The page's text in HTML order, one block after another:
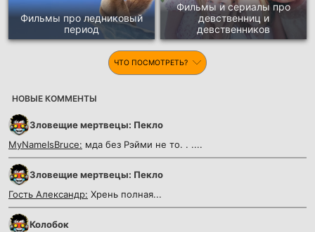
Фильмы про ледниковый
период
Фильмы и сериалы про
девственниц и
девственников
ЧТО ПОСМОТРЕТЬ?
НОВЫЕ КОММЕНТЫ
Зловещие мертвецы: Пекло
MyNameIsBruce: мда без Рэйми не то. . ....
Зловещие мертвецы: Пекло
Гость Александр: Хрень полная...
Колобок